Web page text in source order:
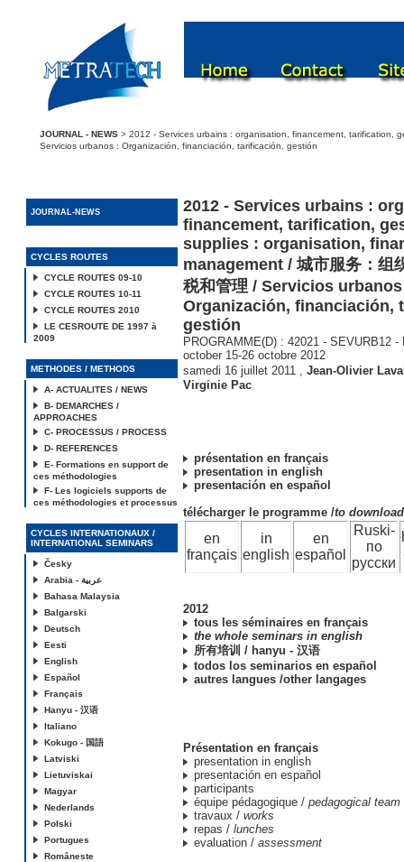
JOURNAL - NEWS > 2012 - Services urbains : organisation, financement, tarification,
Servicios urbanos : Organización, financiación, tarificación, gestión
JOURNAL-NEWS
CYCLES ROUTES
CYCLE ROUTES 09-10
CYCLE ROUTES 10-11
CYCLE ROUTES 2010
LE CESROUTE DE 1997 à
2009
METHODES / METHODS
A- ACTUALITES / NEWS
B- DEMARCHES /
APPROACHES
C- PROCESSUS / PROCESS
D- REFERENCES
E- Formations en support de
ces méthodologies
F- Les logiciels supports de
ces méthodologies et processus
CYCLES INTERNATIONAUX /
INTERNATIONAL SEMINARS
Česky
Arabia - عربية
Bahasa Malaysia
Balgarski
Deutsch
Eesti
English
Español
Français
Hanyu - 汉语
Italiano
Kokugo - 国語
Latviski
Lietuviskai
Magyar
Nederlands
Polski
Portugues
Româneste
2012 - Services urbains :
financement, tarification,
supplies : organisation,
management / 城市服务：组
税和管理 / Servicios
Organización, financiación,
gestión
PROGRAMME(D) : 42021 - SEVURB12 -
october 15-26 octobre 2012
samedi 16 juillet 2011 , Jean-Olivier
Virginie Pac
présentation en français
presentation in english
presentación en español
télécharger le programme /to
en
français
in
english
en
español
Ruski-
по
русски
2012
tous les séminaires en français
the whole seminars in english
所有培训 / hanyu - 汉语
todos los seminarios en español
autres langues /other langages
Présentation en français
presentation in english
presentación en español
participants
équipe pédagogique / pedagogical team
travaux / works
repas / lunches
evaluation / assessment